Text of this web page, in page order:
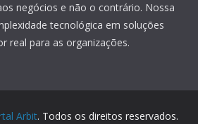
negócios e não o contrário. Nossa
tecnológica em soluções
real para as organizações.
Arbit. Todos os direitos reservados.